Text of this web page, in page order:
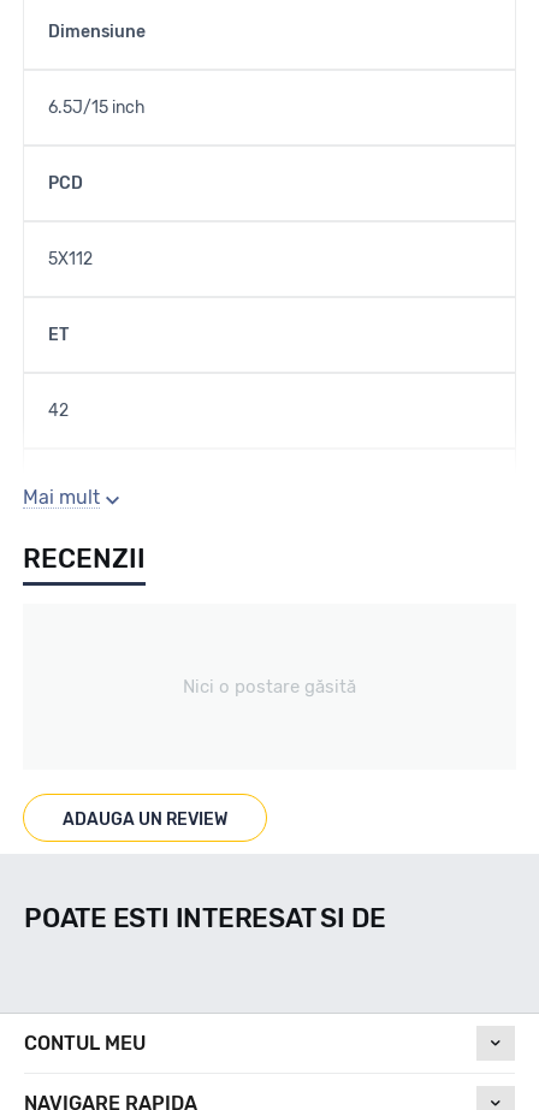
Dimensiune
6.5J/15 inch
PCD
5X112
ET
42
Gaura centrala
76
Se poate cumpara doar la set de 4 buc! Kit montaj GRATUIT
in caz ca este nevoie!
Mai mult
RECENZII
Nici o postare găsită
ADAUGA UN REVIEW
POATE ESTI INTERESAT SI DE
CONTUL MEU
NAVIGARE RAPIDA